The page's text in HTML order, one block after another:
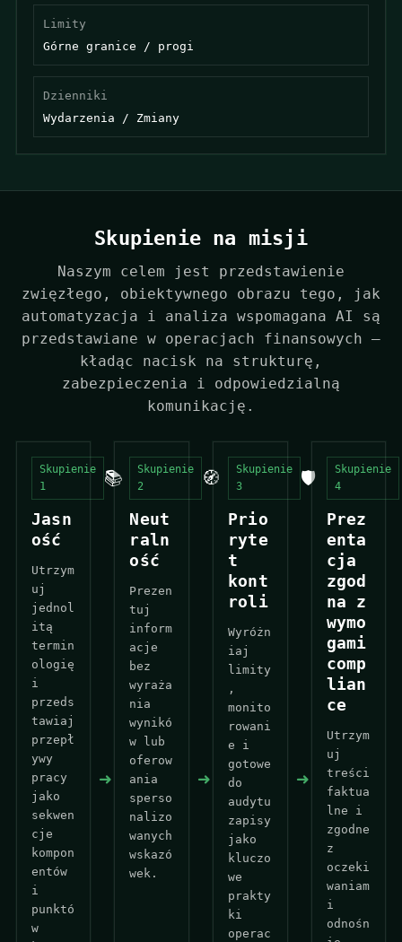
Limity
Górne granice / progi
Dzienniki
Wydarzenia / Zmiany
Skupienie na misji
Naszym celem jest przedstawienie
zwięzłego, obiektywnego obrazu tego, jak
automatyzacja i analiza wspomagana AI są
przedstawiane w operacjach finansowych —
kładąc nacisk na strukturę,
zabezpieczenia i odpowiedzialną
komunikację.
Skupienie
1
📚
Jasn
ość
Utrzym
uj
jednol
itą
termin
ologię
i
przeds
tawiaj
przepł
ywy
pracy
jako
sekwen
cje
kompon
entów
i
punktó
w
➜
Skupienie
2
🧭
Neut
raln
ość
Prezen
tuj
inform
acje
bez
wyraża
nia
wynikó
w lub
oferow
ania
sperso
nalizo
wanych
wskazó
wek.
➜
Skupienie
3
🛡️
Prio
ryte
t
kont
roli
Wyróżn
iaj
limity
,
monito
rowani
e i
gotowe
do
audytu
zapisy
jako
kluczo
we
prakty
ki
operac
➜
Skupienie
4
Prez
enta
cja
zgod
na z
wymo
gami
comp
lian
ce
Utrzym
uj
treści
faktua
lne i
zgodne
z
oczeki
waniam
i
odnośn